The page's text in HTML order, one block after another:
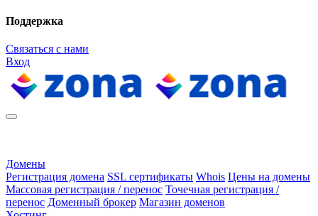
Поддержка
Связаться с нами
Вход
Домены
Регистрация домена SSL сертификаты Whois Цены на домены
Массовая регистрация / перенос Точечная регистрация /
перенос Доменный брокер Магазин доменов